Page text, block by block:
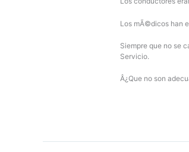
Los mÃ©dicos han
Siempre que no se
Servicio.
Â¿Que no son